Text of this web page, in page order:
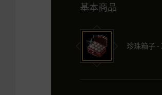
基本商品
珍珠箱子